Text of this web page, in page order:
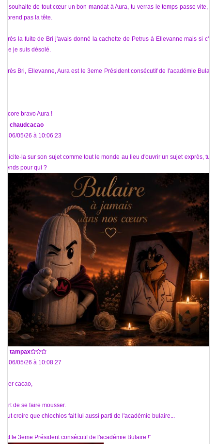
Je souhaite de tout cœur un bon mandat à Aura, tu verras le temps passe vite, ne
te prend pas la tête.
Après la fuite de Bri j'avais donné la cachette de Petrus à Ellevanne mais si c'est
vide je suis désolé.
Après Bri, Ellevanne, Aura est le 3eme Président consécutif de l'académie Bulaire
Encore bravo Aura !
chaudcacao
Le 06/05/26 à 10:06:23
Félicite-la sur son sujet comme tout le monde au lieu d'ouvrir un sujet exprès, tu te
prends pour qui ?
tampax
Le 06/05/26 à 10:08:27
Cher cacao,
L'art de se faire mousser.
Faut croire que chlochlos fait lui aussi parti de l'académie bulaire...
"est le 3eme Président consécutif de l'académie Bulaire !"